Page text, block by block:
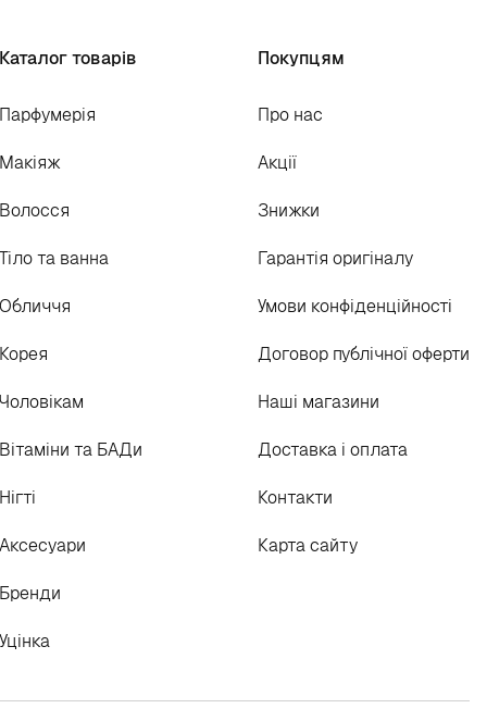
Каталог товарів
Парфумерія
Макіяж
Волосся
Тіло та ванна
Обличчя
Корея
Чоловікам
Вітаміни та БАДи
Нігті
Аксесуари
Бренди
Уцінка
Покупцям
Про нас
Акції
Знижки
Гарантія оригіналу
Умови конфіденційності
Договор публічної оферти
Наші магазини
Доставка і оплата
Контакти
Карта сайту